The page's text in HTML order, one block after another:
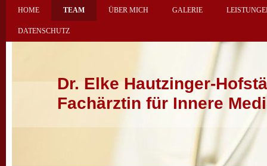
HOME TEAM ÜBER MICH GALERIE
DATENSCHUTZ
Dr. Elke Hautzinger-
Fachärztin für Innere